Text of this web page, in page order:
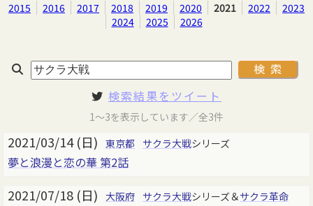
2015 2016 2017 2018 2019 2020 2021 2022
2023
2024
2025 2026
検索結果をツイート
1～3を表示しています／全3件
2021/03/14 (日) 東京都 サクラ大戦シリーズ
夢と浪漫と恋の華 第2話
2021/07/18 (日) 大阪府 サクラ大戦シリーズ＆サクラ革命